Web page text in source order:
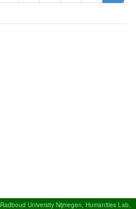
Radboud University Nijmegen, Humanities Lab,